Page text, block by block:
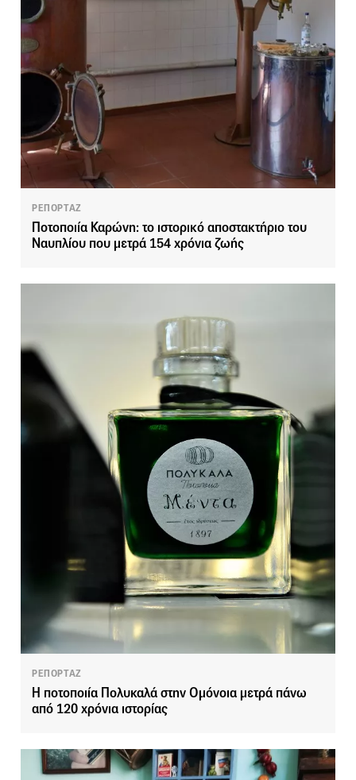
ΡΕΠΟΡΤΑΖ
Ποτοποιία Καρώνη: το ιστορικό αποστακτήριο του
Ναυπλίου που μετρά 154 χρόνια ζωής
ΡΕΠΟΡΤΑΖ
Η ποτοποιία Πολυκαλά στην Ομόνοια μετρά πάνω
από 120 χρόνια ιστορίας